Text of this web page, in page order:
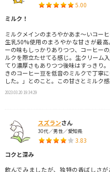
5.00
ミルク！
ミルクメインのまろやかあま〜いコーヒ
生乳50%使用のまろやかな甘さが最高
ーの味もしっかりありつつ、コーヒー
ルクを際立たせてる感じ。生クリーム
てり濃厚さもありつつ後味はすっきり
きのコーヒー豆を低音のミルクで丁寧
した。」とのこと。この甘さとミルク
2023.03.20 19:34:29
スズランさん
30代／男性／愛知県
3.83
コクと深み
飲んでみましたが、独特の香ばしさが